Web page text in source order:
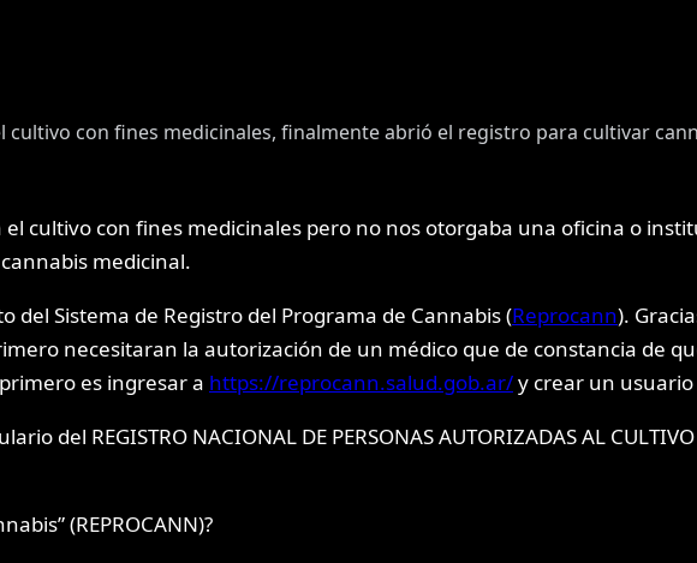
con fines medicinales, finalmente abrió el registro para cultivar
cultivo con fines medicinales pero no nos otorgaba una oficina o
medicinal.
Sistema de Registro del Programa de Cannabis (Reprocann).
necesitaran la autorización de un médico que de constancia de
es ingresar a https://reprocann.salud.gob.ar/y crear un
del REGISTRO NACIONAL DE PERSONAS AUTORIZADAS AL
(REPROCANN)?